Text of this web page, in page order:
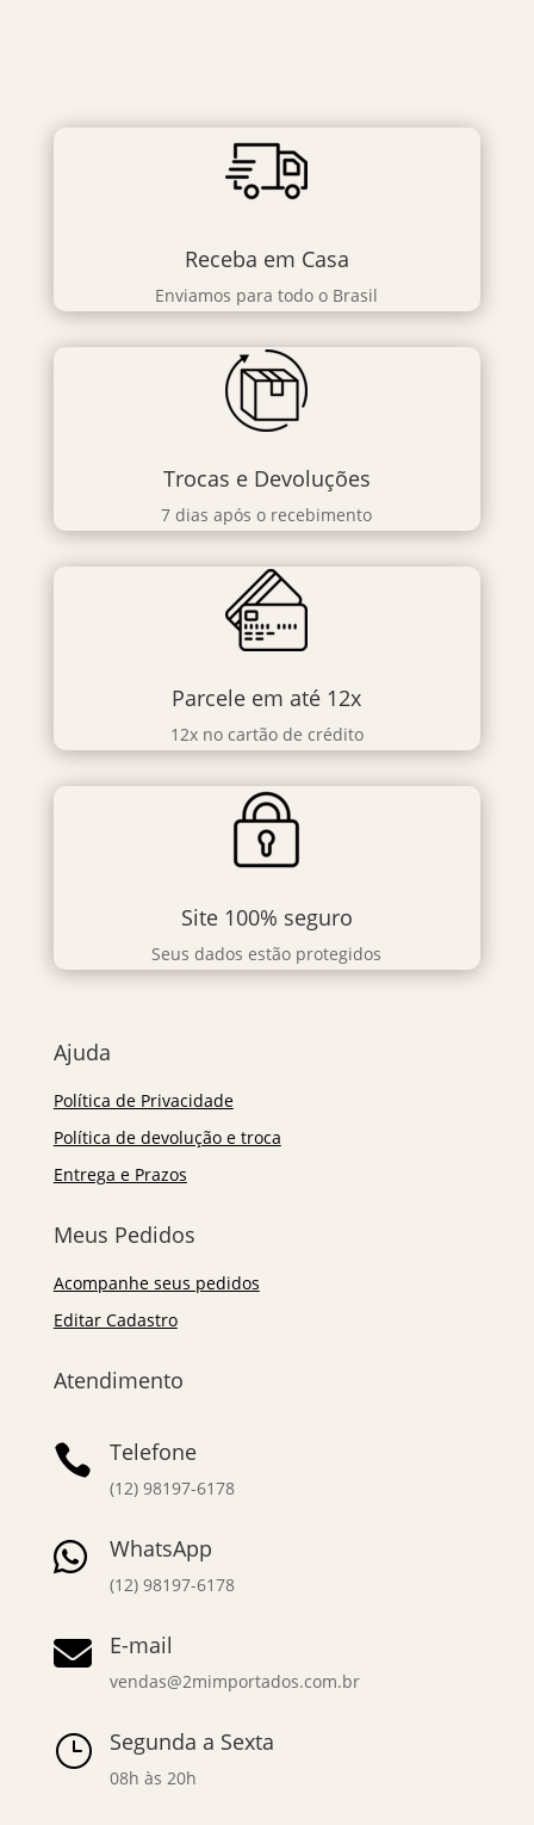
Receba em Casa
Enviamos para todo o Brasil
Trocas e Devoluções
7 dias após o recebimento
Parcele em até 12x
12x no cartão de crédito
Site 100% seguro
Seus dados estão protegidos
Ajuda
Política de Privacidade
Política de devolução e troca
Entrega e Prazos
Meus Pedidos
Acompanhe seus pedidos
Editar Cadastro
Atendimento
 Telefone
(12) 98197-6178
 WhatsApp
(12) 98197-6178
 E-mail
vendas@2mimportados.com.br
} Segunda a Sexta
08h às 20h